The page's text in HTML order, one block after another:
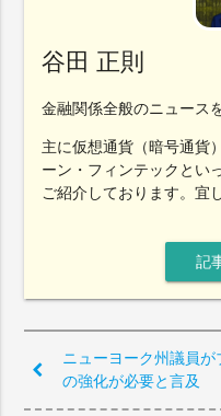
谷田 正則
金融関係全般のニュース
主に仮想通貨（暗号通貨
ーン・フィンテックとい
ご紹介しております。宜
記
ニューヨーク州議員
の強化が必要と言及